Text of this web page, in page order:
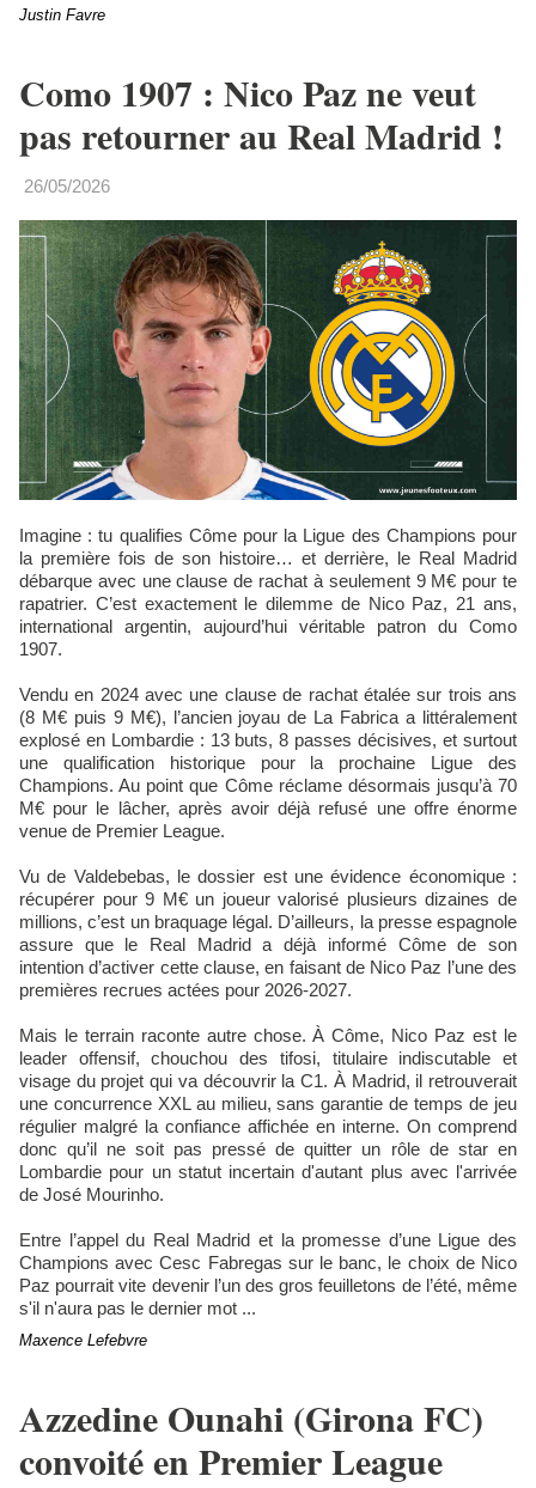
Justin Favre
Como 1907 : Nico Paz ne veut
pas retourner au Real Madrid !
26/05/2026
Imagine : tu qualifies Côme pour la Ligue des Champions pour
la première fois de son histoire… et derrière, le Real Madrid
débarque avec une clause de rachat à seulement 9 M€ pour te
rapatrier. C’est exactement le dilemme de Nico Paz, 21 ans,
international argentin, aujourd’hui véritable patron du Como
1907.
Vendu en 2024 avec une clause de rachat étalée sur trois ans
(8 M€ puis 9 M€), l’ancien joyau de La Fabrica a littéralement
explosé en Lombardie : 13 buts, 8 passes décisives, et surtout
une qualification historique pour la prochaine Ligue des
Champions. Au point que Côme réclame désormais jusqu’à 70
M€ pour le lâcher, après avoir déjà refusé une offre énorme
venue de Premier League.
Vu de Valdebebas, le dossier est une évidence économique :
récupérer pour 9 M€ un joueur valorisé plusieurs dizaines de
millions, c’est un braquage légal. D’ailleurs, la presse espagnole
assure que le Real Madrid a déjà informé Côme de son
intention d’activer cette clause, en faisant de Nico Paz l’une des
premières recrues actées pour 2026-2027.
Mais le terrain raconte autre chose. À Côme, Nico Paz est le
leader offensif, chouchou des tifosi, titulaire indiscutable et
visage du projet qui va découvrir la C1. À Madrid, il retrouverait
une concurrence XXL au milieu, sans garantie de temps de jeu
régulier malgré la confiance affichée en interne. On comprend
donc qu’il ne soit pas pressé de quitter un rôle de star en
Lombardie pour un statut incertain d'autant plus avec l'arrivée
de José Mourinho.
Entre l’appel du Real Madrid et la promesse d’une Ligue des
Champions avec Cesc Fabregas sur le banc, le choix de Nico
Paz pourrait vite devenir l’un des gros feuilletons de l’été, même
s'il n'aura pas le dernier mot ...
Maxence Lefebvre
Azzedine Ounahi (Girona FC)
convoité en Premier League